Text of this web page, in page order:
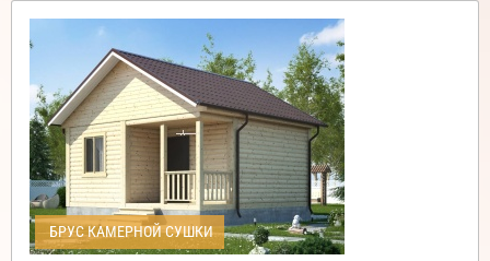
БРУС КАМЕРНОЙ СУШКИ